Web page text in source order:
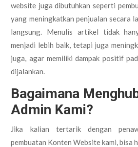
website juga dibutuhkan seperti
yang meningkatkan penjualan secara
langsung. Menulis artikel tidak
menjadi lebih baik, tetapi juga
juga, agar memiliki dampak positif
dijalankan.
Bagaimana
Admin Kami?
Jika kalian tertarik dengan
pembuatan Konten Website kami, bisa